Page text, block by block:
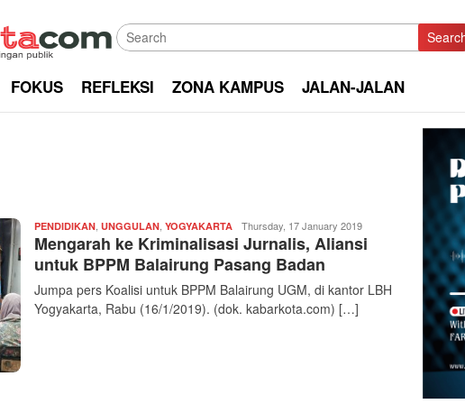
FOKUS REFLEKSI ZONA KAMPUS JALAN-JALAN
PENDIDIKAN UNGGULAN YOGYAKARTA Redaksi
|
kabarkota
Thursday, 17 January 2019
Mengarah ke Kriminalisasi Jurnalis, Aliansi
untuk BPPM Balairung Pasang Badan
Jumpa pers Koalisi untuk BPPM Balairung UGM, di kantor LBH
Yogyakarta, Rabu (16/1/2019). (dok. kabarkota.com) […]